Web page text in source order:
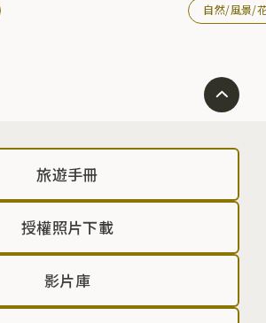
自然/風景/
旅遊手冊
授權照片下載
影片庫